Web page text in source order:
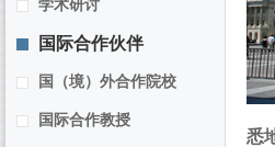
学术研讨
国际合作伙伴
国（境）外合作院校
国际合作教授
悉